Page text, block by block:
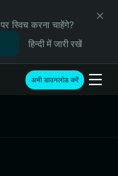
पर स्विच करना चाहेंगे?
हिन्दी में जारी रखें
अभी डाउनलोड करें